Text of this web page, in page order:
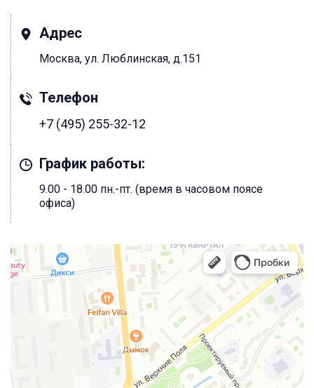
Адрес
Москва, ул. Люблинская, д.151
Телефон
+7 (495) 255-32-12
График работы:
9.00 - 18.00 пн.-пт. (время в часовом поясе
офиса)